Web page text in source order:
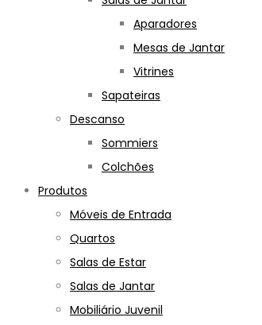
Aparadores
Mesas de Jantar
Vitrines
Sapateiras
Descanso
Sommiers
Colchões
Produtos
Móveis de Entrada
Quartos
Salas de Estar
Salas de Jantar
Mobiliário Juvenil